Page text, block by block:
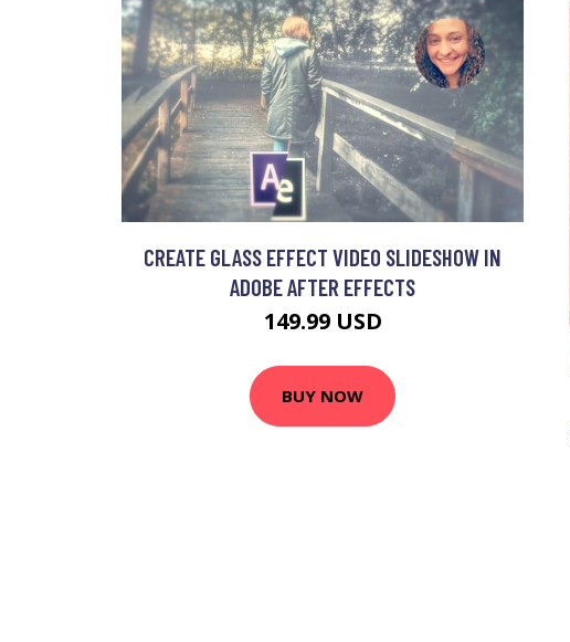
CREATE GLASS EFFECT VIDEO SLIDESHOW IN
ADOBE AFTER EFFECTS
149.99 USD
BUY NOW